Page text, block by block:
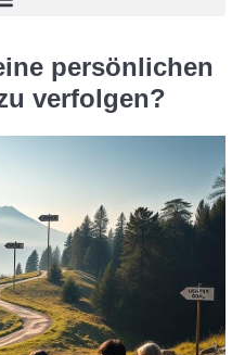
persönlichen
verfolgen?